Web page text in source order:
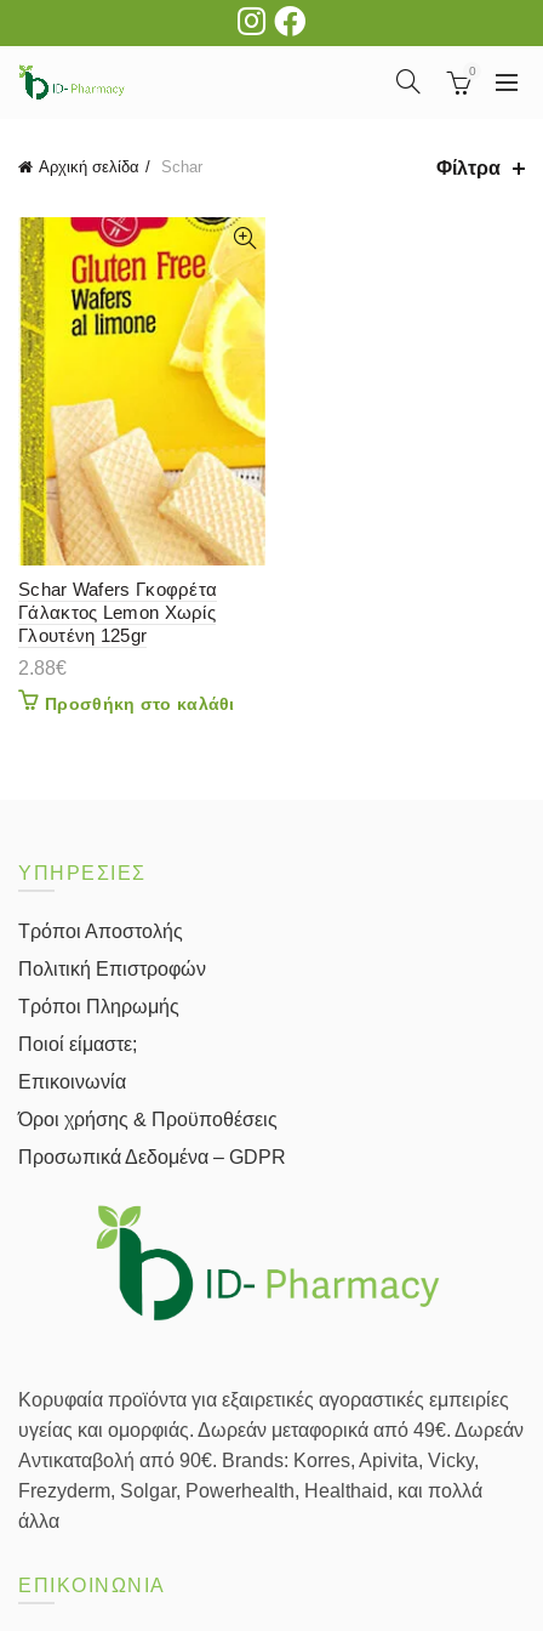
0
Αρχική σελίδα Schar Φίλτρα
Schar Wafers Γκοφρέτα
Γάλακτος Lemon Χωρίς
Γλουτένη 125gr
2.88€
Προσθήκη στο καλάθι
ΥΠΗΡΕΣΙΕΣ
Τρόποι Αποστολής
Πολιτική Επιστροφών
Τρόποι Πληρωμής
Ποιοί είμαστε;
Επικοινωνία
Όροι χρήσης & Προϋποθέσεις
Προσωπικά Δεδομένα – GDPR
Κορυφαία προϊόντα για εξαιρετικές αγοραστικές εμπειρίες
υγείας και ομορφιάς. Δωρεάν μεταφορικά από 49€. Δωρεάν
Αντικαταβολή από 90€. Brands: Korres, Apivita, Vicky,
Frezyderm, Solgar, Powerhealth, Healthaid, και πολλά
άλλα
ΕΠΙΚΟΙΝΩΝΙΑ